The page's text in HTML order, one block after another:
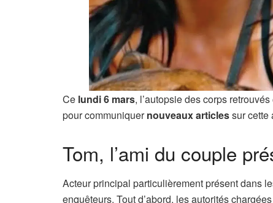
Ce lundi 6 mars, l’autopsie des corps
pour communiquernouveaux articlessur cette
Tom, l’ami du couple
Acteur principal particulièrement présent dans
enquêteurs. Tout d’abord, les autorités